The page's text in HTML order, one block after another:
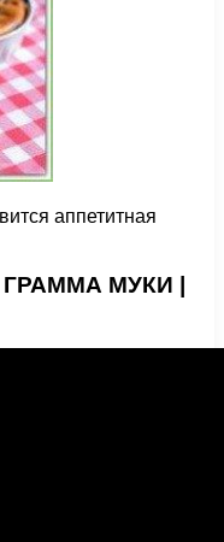
аппетитная
ГРАММА МУКИ |